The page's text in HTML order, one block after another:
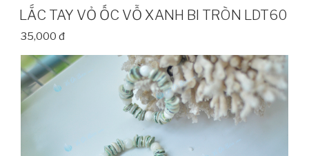
LẮC TAY VỎ ỐC VỖ XANH BI TRÒN LDT60
35,000 đ